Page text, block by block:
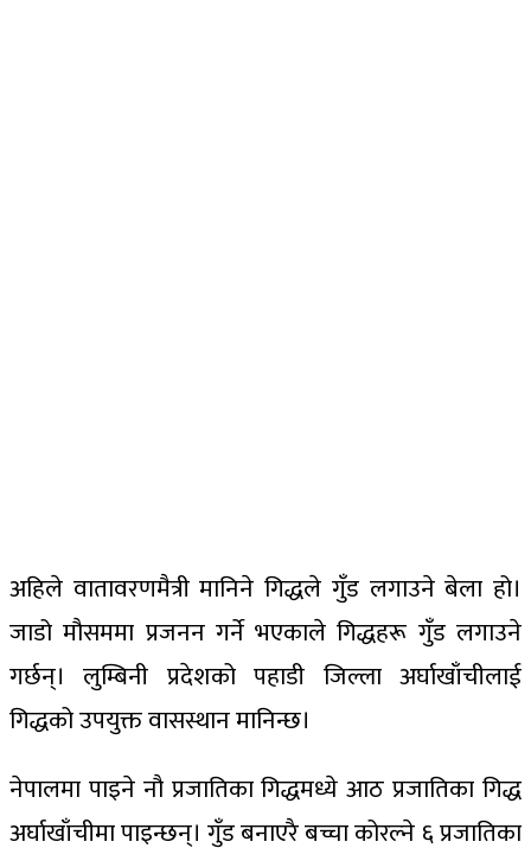
अहिले वातावरणमैत्री मानिने गिद्धले गुँड लगाउने बेला हो।
जाडो मौसममा प्रजनन गर्ने भएकाले गिद्धहरू गुँड लगाउने
गर्छन्। लुम्बिनी प्रदेशको पहाडी जिल्ला अर्घाखाँचीलाई
गिद्धको उपयुक्त वासस्थान मानिन्छ।
नेपालमा पाइने नौ प्रजातिका गिद्धमध्ये आठ प्रजातिका गिद्ध
अर्घाखाँचीमा पाइन्छन्। गुँड बनाएरै बच्चा कोरल्ने ६ प्रजातिका